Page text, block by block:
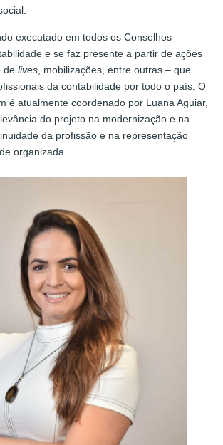
executado em todos os Conselhos
e se faz presente a partir de ações
de lives , mobilizações, entre outras – que
da contabilidade por todo o país. O
é atualmente coordenado por Luana Aguiar,
do projeto na modernização e na
da profissão e na representação
organizada.